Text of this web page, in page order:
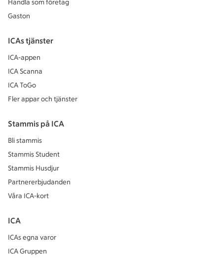
Handla som företag
Gaston
ICAs tjänster
ICA-appen
ICA Scanna
ICA ToGo
Fler appar och tjänster
Stammis på ICA
Bli stammis
Stammis Student
Stammis Husdjur
Partnererbjudanden
Våra ICA-kort
ICA
ICAs egna varor
ICA Gruppen